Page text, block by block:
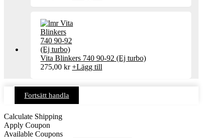
Vita Blinkers 740 90-92 (Ej turbo)
275,00 kr +Lägg till
Fortsätt handla
Calculate Shipping
Apply Coupon
Available Coupons